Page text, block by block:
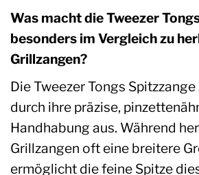
Was macht die Tweezer
besonders im Vergleich zu
Grillzangen?
Die Tweezer Tongs
durch ihre präzise,
Handhabung aus. Während
Grillzangen oft eine breitere
ermöglicht die feine Spitze